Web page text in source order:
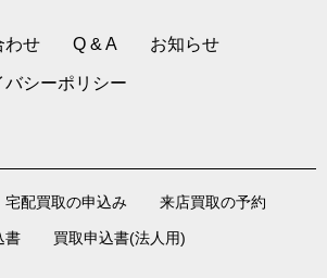
わせ Q & A お知らせ
バシーポリシー
宅配買取の申込み 来店買取の予約
書 買取申込書(法人用)